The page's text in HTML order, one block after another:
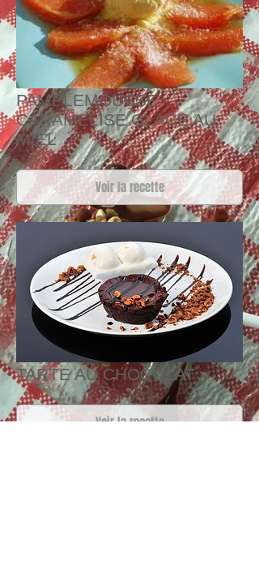
PAMPLEMOUSSE
CARAMELISE GLACE AU
MIEL
Voir la recette
TARTE AU CHOCOLAT
Voir la recette